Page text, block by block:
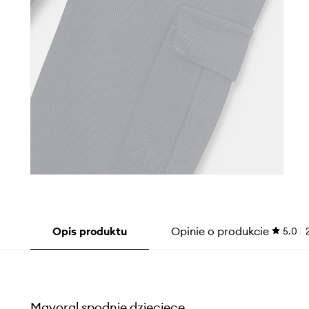
Opis produktu Opinie o produkcie 5.0